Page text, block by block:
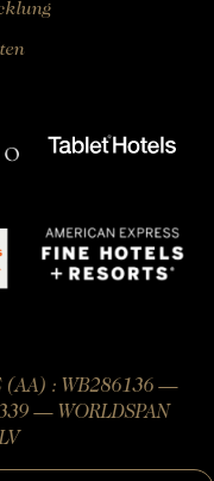
(AA) : WB286136 —
— WORLDSPAN